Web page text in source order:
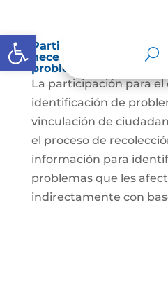
Abrir barra de herramientas
Participación para el
necesidades e
problemas.
La participación para el
identificación de
vinculación de
el proceso de
información para
problemas que les
indirectamente con